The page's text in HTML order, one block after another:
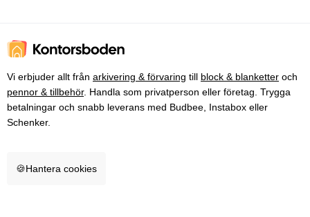
Vi erbjuder allt från arkivering & förvaring till block & blanketter och
pennor & tillbehör. Handla som privatperson eller företag. Trygga
betalningar och snabb leverans med Budbee, Instabox eller
Schenker.
🍪Hantera cookies